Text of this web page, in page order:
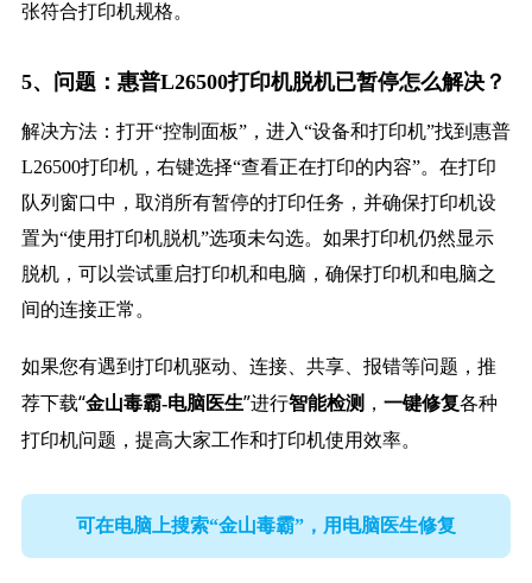
张符合打印机规格。
5、问题：惠普L26500打印机脱机已暂停怎么解决？
解决方法：打开“控制面板”，进入“设备和打印机”找到惠普
L26500打印机，右键选择“查看正在打印的内容”。在打印
队列窗口中，取消所有暂停的打印任务，并确保打印机设
置为“使用打印机脱机”选项未勾选。如果打印机仍然显示
脱机，可以尝试重启打印机和电脑，确保打印机和电脑之
间的连接正常。
如果您有遇到打印机驱动、连接、共享、报错等问题，推
荐下载“金山毒霸-电脑医生”进行智能检测， 一键修复各种
打印机问题，提高大家工作和打印机使用效率。
可在电脑上搜索“金山毒霸”，用电脑医生修复